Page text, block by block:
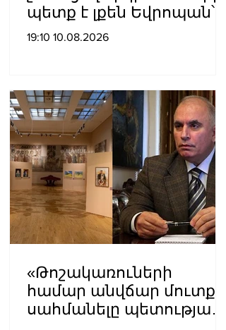
պետք է լքեն Եվրոպան՝
առանց «եթե»-ների, «և»-
առաջնորդ
19:10 10.08.2026
«Թոշակառուների
համար անվճար մուտք
սահմանելը պետության